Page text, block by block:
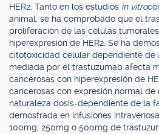
HER2. Tanto en los estudios in vitro
animal, se ha comprobado que el
proliferación de las células
hiperexpresión de HER2. Se ha
citotoxicidad celular dependiente de
mediada por el trastuzumab afecta
cancerosas con hiperexpresión de
cancerosas con expresión normal de
naturaleza dosis-dependiente de la
demostrada en infusiones
100mg, 250mg o 500mg de